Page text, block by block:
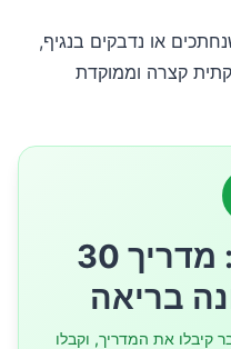
או נדבקים בנגיף,
קצרה וממוקדת
🎁 קבלו חינם: מדריך 30
בריאה
שכבר קיבלו את המדריך, וקבלו